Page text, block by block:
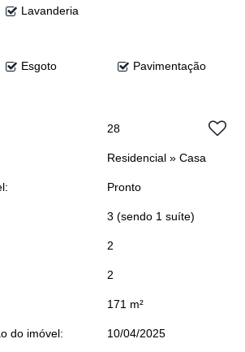
mesmo e agende uma visita para conhecer
lindo imóvel! 🔑🏠
sem aviso prévio)
Lavanderia
Esgoto
Pavimentação
28
Residencial » Casa
Pronto
3 (sendo 1 suíte)
2
2
171 m²
do imóvel: 10/04/2025